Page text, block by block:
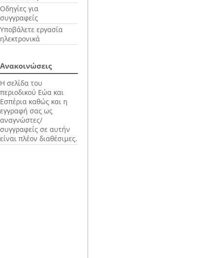
Οδηγίες για
συγγραφείς
Υποβάλετε εργασία
ηλεκτρονικά
Ανακοινώσεις
Η σελίδα του
περιοδικού Εώα και
Εσπέρια καθώς και η
εγγραφή σας ως
αναγνώστες/
συγγραφείς σε αυτήν
είναι πλέον διαθέσιμες.